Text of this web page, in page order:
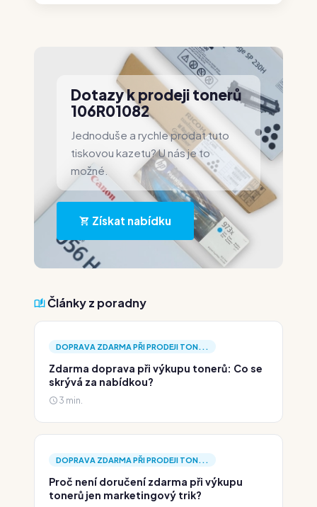
Dotazy k prodeji tonerů
106R01082
Jednoduše a rychle prodat tuto
tiskovou kazetu? U nás je to
možné.
Získat nabídku
Články z poradny
DOPRAVA ZDARMA PŘI PRODEJI TON...
Zdarma doprava při výkupu tonerů: Co se
skrývá za nabídkou?
3 min.
DOPRAVA ZDARMA PŘI PRODEJI TON...
Proč není doručení zdarma při výkupu
tonerů jen marketingový trik?